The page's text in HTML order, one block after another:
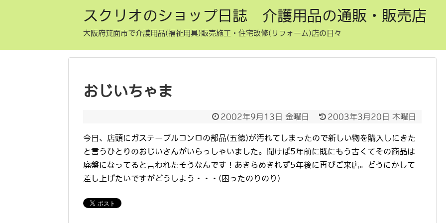
スクリオのショップ日誌 介護用品の通販・販売店
大阪府箕面市で介護用品(福祉用具)販売施工・住宅改修(リフォーム)店の日々
おじいちゃま
2002年9月13日 金曜日 2003年3月20日 木曜日
今日、店頭にガステーブルコンロの部品(五徳)が汚れてしまったので新しい物を購入しにきた
と言うひとりのおじいさんがいらっしゃいました。聞けば5年前に既にもう古くてその商品は
廃盤になってると言われたそうなんです！あきらめきれず5年後に再びご来店。どうにかして
差し上げたいですがどうしよう・・・(困ったのりのり)